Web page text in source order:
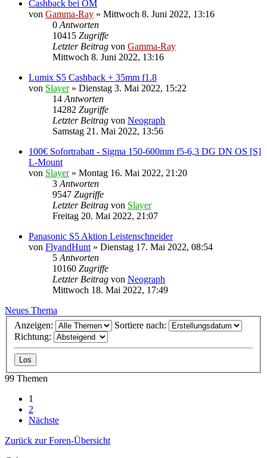
Cashback bei OM
von Gamma-Ray » Mittwoch 8. Juni 2022, 13:16
0 Antworten
10415 Zugriffe
Letzter Beitrag von Gamma-Ray
Mittwoch 8. Juni 2022, 13:16
Lumix S5 Cashback + 35mm f1.8
von Slayer» Dienstag 3. Mai 2022, 15:22
14 Antworten
14282 Zugriffe
Letzter Beitrag von Neograph
Samstag 21. Mai 2022, 13:56
100€ Sofortrabatt - Sigma 150-600mm f5-6,3 DG DN OS [S]
L-Mount
von Slayer» Montag 16. Mai 2022, 21:20
3 Antworten
9547 Zugriffe
Letzter Beitrag von Slayer
Freitag 20. Mai 2022, 21:07
Panasonic S5 Aktion Leistenschneider
von FlyandHunt » Dienstag 17. Mai 2022, 08:54
5 Antworten
10160 Zugriffe
Letzter Beitrag von Neograph
Mittwoch 18. Mai 2022, 17:49
Neues Thema
Anzeigen:
Sortiere nach:
Richtung:
99 Themen
1
2
Nächste
Zurück zur Foren-Übersicht